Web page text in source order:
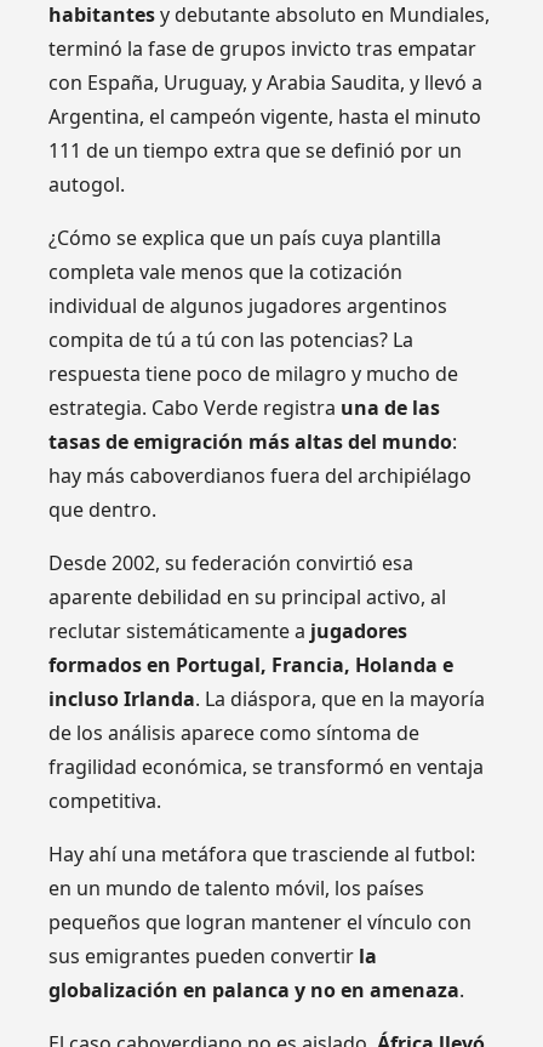
habitantesy debutante absoluto en Mundiales,
terminó la fase de grupos invicto tras empatar
con España, Uruguay, y Arabia Saudita, y llevó a
Argentina, el campeón vigente, hasta el minuto
111 de un tiempo extra que se definió por un
autogol.
¿Cómo se explica que un país cuya plantilla
completa vale menos que la cotización
individual de algunos jugadores argentinos
compita de tú a tú con las potencias? La
respuesta tiene poco de milagro y mucho de
estrategia. Cabo Verde registra una de las
tasas de emigración más altas del mundo:
hay más caboverdianos fuera del archipiélago
que dentro.
Desde 2002, su federación convirtió esa
aparente debilidad en su principal activo, al
reclutar sistemáticamente a jugadores
formados en Portugal, Francia, Holanda e
incluso Irlanda. La diáspora, que en la mayoría
de los análisis aparece como síntoma de
fragilidad económica, se transformó en ventaja
competitiva.
Hay ahí una metáfora que trasciende al futbol:
en un mundo de talento móvil, los países
pequeños que logran mantener el vínculo con
sus emigrantes pueden convertir la
globalización en palanca y no en amenaza.